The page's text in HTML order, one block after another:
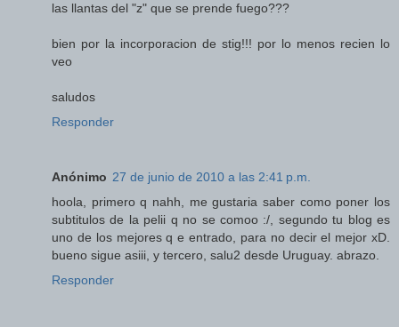
las llantas del "z" que se prende fuego???
bien por la incorporacion de stig!!! por lo menos recien lo
veo
saludos
Responder
Anónimo 27 de junio de 2010 a las 2:41 p.m.
hoola, primero q nahh, me gustaria saber como poner los
subtitulos de la pelii q no se comoo :/, segundo tu blog es
uno de los mejores q e entrado, para no decir el mejor xD.
bueno sigue asiii, y tercero, salu2 desde Uruguay. abrazo.
Responder